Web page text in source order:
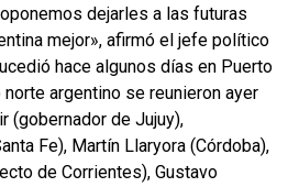
dejarles a las futuras
mejor», afirmó el jefe político
hace algunos días en Puerto
norte argentino se reunieron ayer
(gobernador de Jujuy),
Fe), Martín Llaryora (Córdoba),
de Corrientes), Gustavo